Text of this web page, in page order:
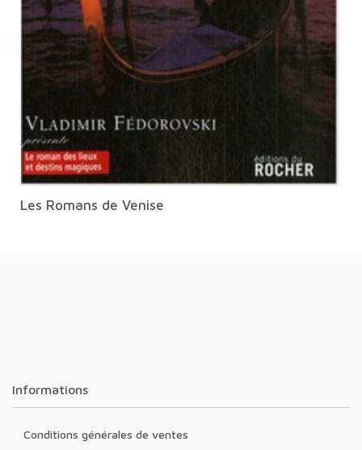
Les Romans de Venise
Informations
Conditions générales de ventes